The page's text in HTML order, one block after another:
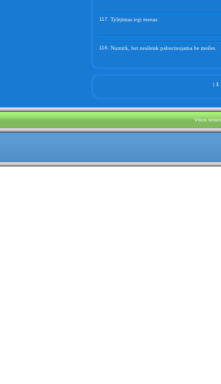
117. Tylėjimas irgi menas
116. Numirk, bet nesileisk pabuciuojama be meiles.
| 1
Visos